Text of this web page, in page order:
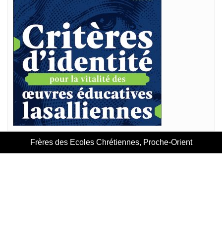
Frères des Ecoles Chrétiennes, Proche-Orient